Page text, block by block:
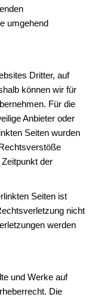
umgehend
Dritter, auf
können wir für
Für die
Anbieter oder
Seiten wurden
der
Seiten ist
nicht
werden
und Werke auf
Die